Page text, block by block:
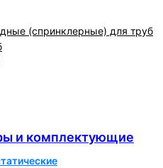
(спринклерные) для труб
и комплектующие